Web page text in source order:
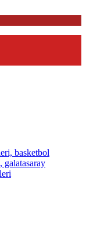
basketbol
galatasaray